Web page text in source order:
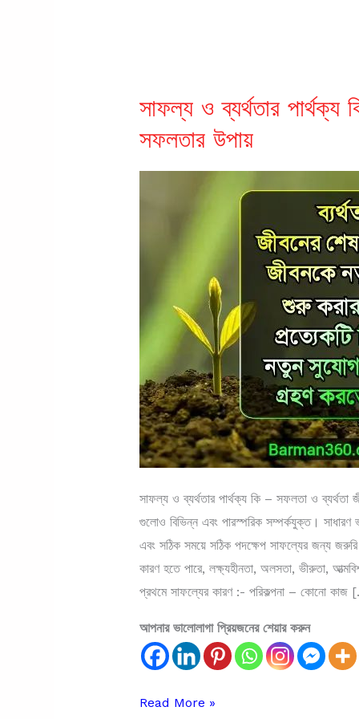
সাফল্য ও ব্যর্থতার পার্থক্য
সফলতার উপায়
সাফল্য ও ব্যর্থতার পার্থক্য কি – সফলতা ও ব্যর্থতা
গুলোও বিভিন্ন এবং পারস্পরিক সম্পর্কযুক্ত। সাধারণ
এবং সঠিক সময়ে সঠিক পদক্ষেপ সাফল্যের জন্য
কারণ হতে পারে, লক্ষ্যহীনতা, অলসতা, ভীরুতা,
প্রথমে সাফল্যের কারণ :- পরিকল্পনা – কোনো কাজ
আপনার ভালোলাগা প্রিয়জনের শেয়ার করুন
সাফল্য
Read More »